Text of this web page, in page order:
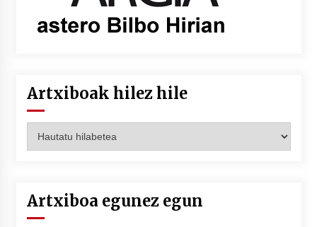
Artxiboak hilez hile
hilez
Artxiboa egunez egun